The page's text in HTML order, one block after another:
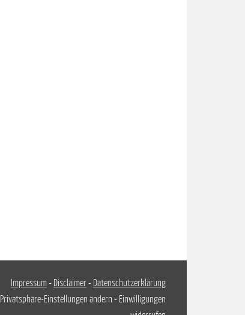
Impressum- Disclaimer- Datenschutzerklärung
Privatsphäre-Einstellungen ändern - Einwilligungen